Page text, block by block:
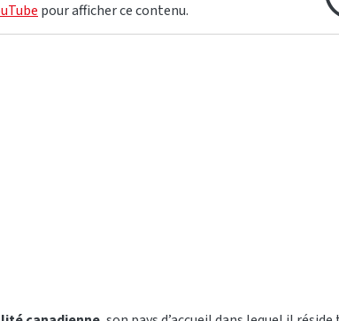
pour afficher ce contenu.